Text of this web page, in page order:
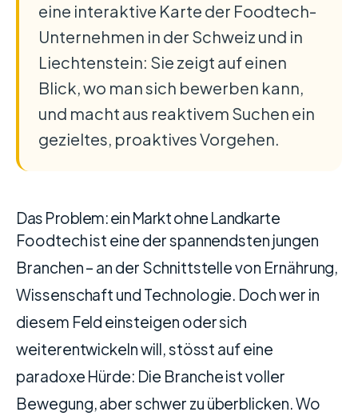
eine interaktive Karte der Foodtech-
Unternehmen in der Schweiz und in
Liechtenstein: Sie zeigt auf einen
Blick, wo man sich bewerben kann,
und macht aus reaktivem Suchen ein
gezieltes, proaktives Vorgehen.
Das Problem: ein Markt ohne Landkarte
Foodtech ist eine der spannendsten jungen
Branchen – an der Schnittstelle von Ernährung,
Wissenschaft und Technologie. Doch wer in
diesem Feld einsteigen oder sich
weiterentwickeln will, stösst auf eine
paradoxe Hürde: Die Branche ist voller
Bewegung, aber schwer zu überblicken. Wo